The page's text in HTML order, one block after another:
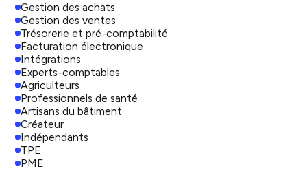
Gestion des achats
Gestion des ventes
Trésorerie et pré-comptabilité
Facturation électronique
Intégrations
Experts-comptables
Agriculteurs
Professionnels de santé
Artisans du bâtiment
Créateur
Indépendants
TPE
PME